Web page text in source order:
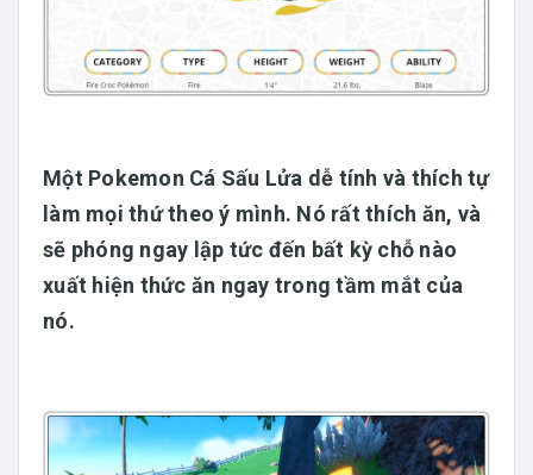
Một Pokemon Cá Sấu Lửa dễ tính và thích tự
làm mọi thứ theo ý mình. Nó rất thích ăn, và
sẽ phóng ngay lập tức đến bất kỳ chỗ nào
xuất hiện thức ăn ngay trong tầm mắt của
nó.